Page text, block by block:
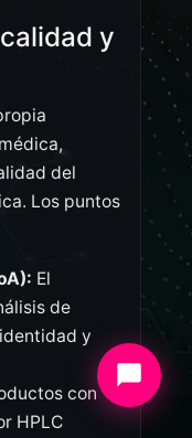
y
del
Los puntos
El
de
y
con
HPLC